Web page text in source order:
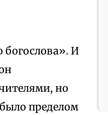
богослова». И
но
пределом